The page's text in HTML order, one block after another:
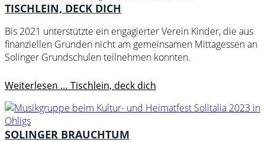
TISCHLEIN, DECK DICH
Bis 2021 unterstützte ein engagierter Verein Kinder, die aus
finanziellen Gründen nicht am gemeinsamen Mittagessen an
Solinger Grundschulen teilnehmen konnten.
Weiterlesen … Tischlein, deck dich
SOLINGER BRAUCHTUM